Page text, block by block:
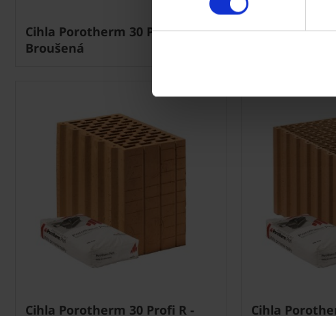
Cihla Porotherm 30 Profi 1-2 -
Broušená
Cihla
Cihla Porotherm 30 Profi R -
Cihla